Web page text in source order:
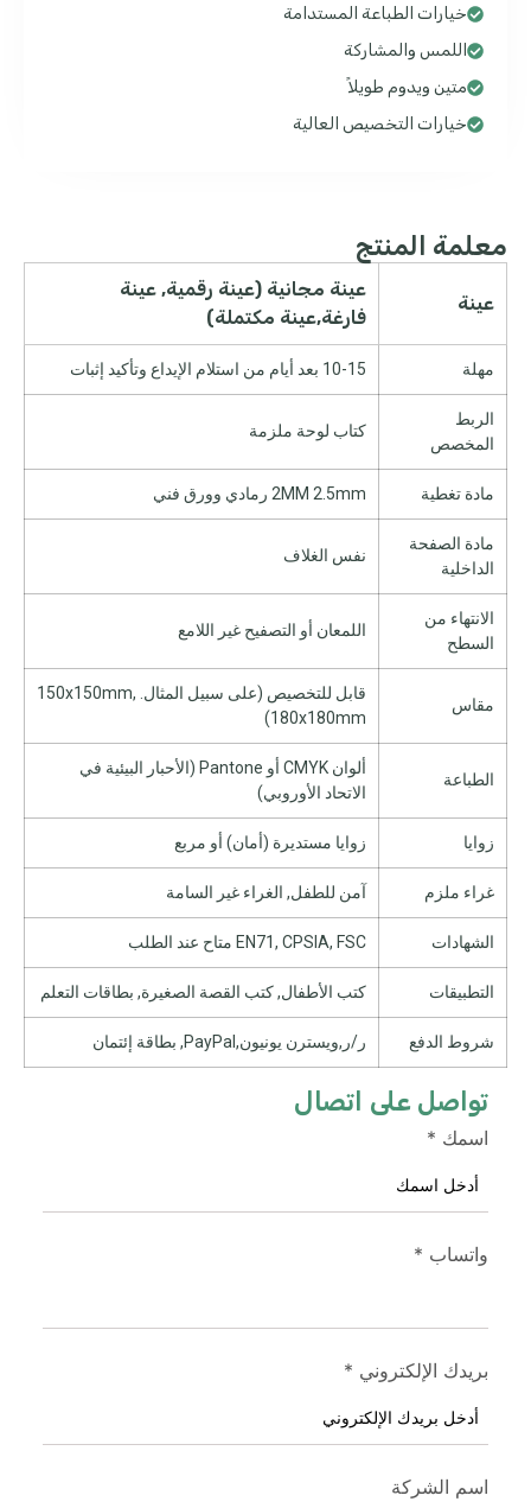
خيارات الطباعة المستدامة
اللمس والمشاركة
متين ويدوم طويلاً
خيارات التخصيص العالية
معلمة المنتج
عينة
عينة مجانية (عينة رقمية, عينة
فارغة,عينة مكتملة)
مهلة 10-15 بعد أيام من استلام الإيداع وتأكيد إثبات
الربط
المخصص
كتاب لوحة ملزمة
مادة تغطية 2MM 2.5mm رمادي وورق فني
مادة الصفحة
الداخلية
نفس الغلاف
الانتهاء من
السطح
اللمعان أو التصفيح غير اللامع
مقاس
قابل للتخصيص (على سبيل المثال. 150x150mm,
180x180mm)
الطباعة
ألوان CMYK أو Pantone (الأحبار البيئية في
الاتحاد الأوروبي)
زوايا زوايا مستديرة (أمان) أو مربع
غراء ملزم آمن للطفل, الغراء غير السامة
الشهادات EN71, CPSIA, FSC متاح عند الطلب
التطبيقات كتب الأطفال, كتب القصة الصغيرة, بطاقات التعلم
شروط الدفع ر/ر,ويسترن يونيون,PayPal, بطاقة إئتمان
تواصل على اتصال
اسمك *
واتساب *
بريدك الإلكتروني *
اسم الشركة